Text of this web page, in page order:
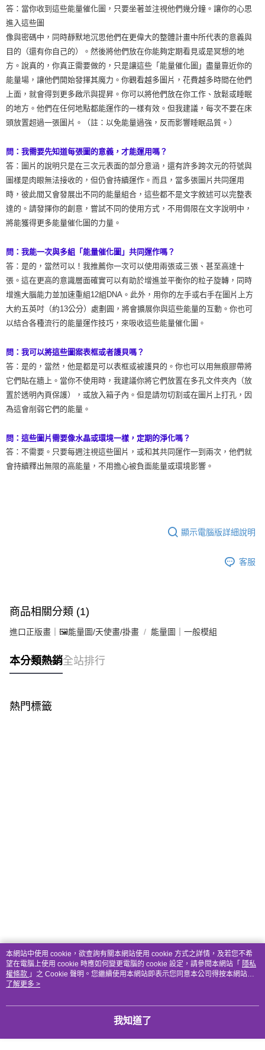
答：當你收到這些能量催化圖，只要坐著並注視他們幾分鐘。讓你的心思
進入這些圖
像與密碼中，同時靜默地沉思他們在更偉大的整體計畫中所代表的意義與
目的（還有你自己的）。然後將他們放在你能夠定期看見或是冥想的地
方。說真的，你真正需要做的，只是讓這些「能量催化圖」盡量靠近你的
能量場，讓他們開始發揮其魔力。你觀看越多圖片，花費越多時間在他們
上面，就會得到更多啟示與提昇。你可以將他們放在你工作、放鬆或睡眠
的地方。他們在任何地點都能運作的一樣有效。但我建議，每次不要在床
頭放置超過一張圖片。（註：以免能量過強，反而影響睡眠品質。）
問：我需要先知道每張圖的意義，才能運用嗎？
答：圖片的說明只是在三次元表面的部分意涵，還有許多跨次元的符號與
圖樣是肉眼無法接收的，但仍會持續運作。而且，當多張圖片共同運用
時，彼此間又會發展出不同的能量組合，這些都不是文字敘述可以完整表
達的。請發揮你的創意，嘗試不同的使用方式，不用侷限在文字說明中，
將能獲得更多能量催化圖的力量。
問：我能一次與多組「能量催化圖」共同運作嗎？
答：是的，當然可以！我推薦你一次可以使用兩張或三張、甚至高達十
張。這在更高的意識層面確實可以有助於增進並平衡你的粒子旋轉，同時
增進大腦能力並加速重組12組DNA。此外，用你的左手或右手在圖片上方
大約五英吋（約13公分）處劃圓，將會擴展你與這些能量的互動。你也可
以結合各種流行的能量運作技巧，來吸收這些能量催化圖。
問：我可以將這些圖案表框或者護貝嗎？
答：是的，當然，他是都是可以表框或被護貝的。你也可以用無痕膠帶將
它們貼在牆上。當你不使用時，我建議你將它們放置在多孔文件夾內（放
置於透明內頁保護），或放入箱子內。但是請勿切割或在圖片上打孔，因
為這會削弱它們的能量。
問：這些圖片需要像水晶或環境一樣，定期的淨化嗎？
答：不需要。只要每週注視這些圖片，或和其共同運作一到兩次，他們就
會持續釋出無限的高能量，不用擔心被負面能量或環境影響。
顯示電腦版詳細說明
客服
商品相關分類 (1)
進口正版畫｜🖼️能量圖/天使畫/掛畫 能量圖｜一般模組
本分類熱銷全站排行
熱門標籤
本網站中使用 cookie，欲查詢有關本網站使用 cookie 方式之詳情，及若您不希
望在電腦上使用 cookie 時應如何變更電腦的 cookie 設定，請參閱本網站「 隱私
權條款 」之 Cookie 聲明。您繼續使用本網站即表示您同意本公司得按本網站使
用條款之 Cookie 聲明使用 cookie。
了解更多 >
我知道了